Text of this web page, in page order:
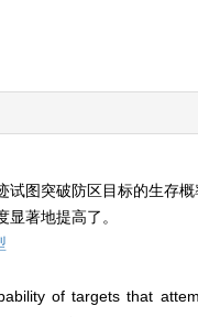
图突破防区目标的生存
著地提高了。
of targets that